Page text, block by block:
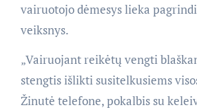
vairuotojo dėmesys lieka
veiksnys.
„Vairuojant reikėtų vengti
stengtis išlikti susitelkusiems
Žinutė telefone, pokalbis su